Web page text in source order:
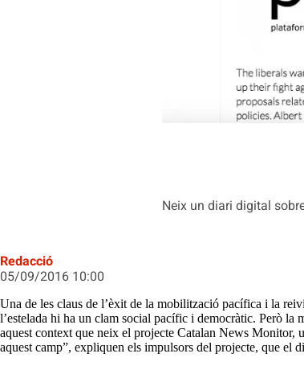
Neix un diari digital
Redacció
05/09/2016 10:00
Una de les claus de l’èxit de la mobilització pacífica i la
l’estelada hi ha un clam social pacífic i democràtic. Però la
aquest context que neix el projecte Catalan News Monitor,
aquest camp”, expliquen els impulsors del projecte, que el